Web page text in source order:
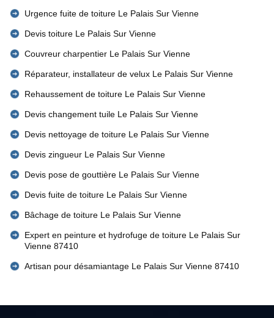
Urgence fuite de toiture Le Palais Sur Vienne
Devis toiture Le Palais Sur Vienne
Couvreur charpentier Le Palais Sur Vienne
Réparateur, installateur de velux Le Palais Sur Vienne
Rehaussement de toiture Le Palais Sur Vienne
Devis changement tuile Le Palais Sur Vienne
Devis nettoyage de toiture Le Palais Sur Vienne
Devis zingueur Le Palais Sur Vienne
Devis pose de gouttière Le Palais Sur Vienne
Devis fuite de toiture Le Palais Sur Vienne
Bâchage de toiture Le Palais Sur Vienne
Expert en peinture et hydrofuge de toiture Le Palais Sur
Vienne 87410
Artisan pour désamiantage Le Palais Sur Vienne 87410